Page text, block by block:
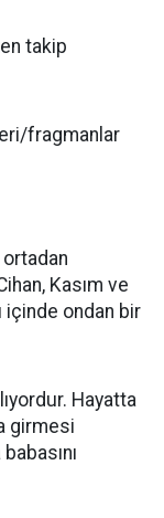
takip
fragmanlar
Kasım ve
içinde ondan bir
Hayatta
girmesi